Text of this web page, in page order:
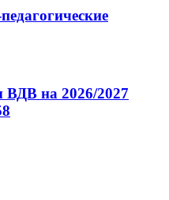
ВДВ на 2026/2027